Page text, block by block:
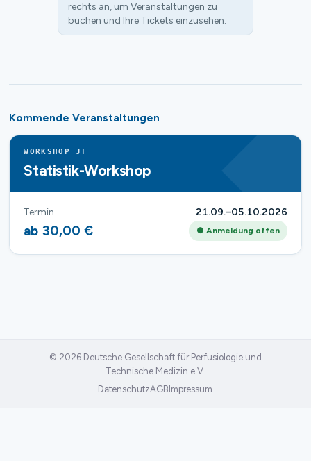
rechts an, um Veranstaltungen zu
buchen und Ihre Tickets einzusehen.
Kommende Veranstaltungen
WORKSHOP JF
Statistik-Workshop
Termin 21.09.–05.10.2026
ab 30,00 € ● Anmeldung offen
© 2026 Deutsche Gesellschaft für Perfusiologie und
Technische Medizin e.V.
DatenschutzAGB Impressum